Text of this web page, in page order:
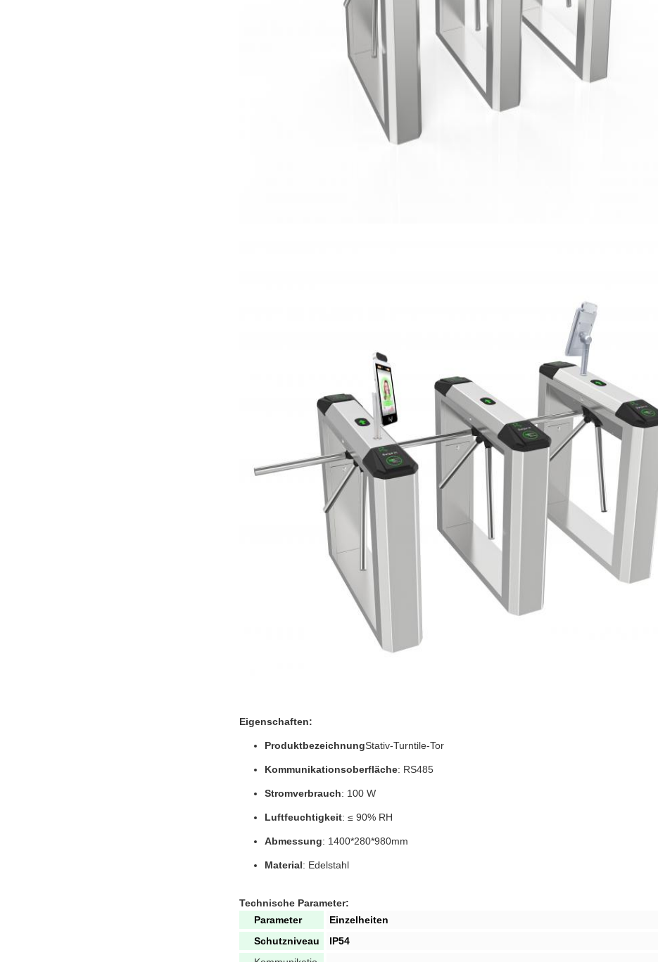
Eigenschaften:
ProduktbezeichnungStativ-Turntile-Tor
Kommunikationsoberfläche: RS485
Stromverbrauch: 100 W
Luftfeuchtigkeit: ≤ 90% RH
Abmessung: 1400*280*980mm
Material: Edelstahl
Technische Parameter:
Parameter
Einzelheiten
Schutzniveau
IP54